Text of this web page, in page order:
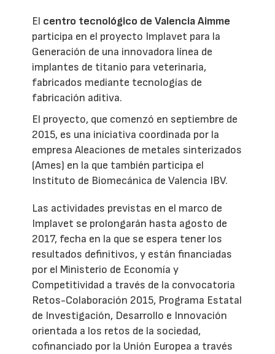
El centro tecnológico de Valencia Aimme
participa en el proyecto Implavet para la
Generación de una innovadora línea de
implantes de titanio para veterinaria,
fabricados mediante tecnologías de
fabricación aditiva.
El proyecto, que comenzó en septiembre de
2015, es una iniciativa coordinada por la
empresa Aleaciones de metales sinterizados
(Ames) en la que también participa el
Instituto de Biomecánica de Valencia IBV.
Las actividades previstas en el marco de
Implavet se prolongarán hasta agosto de
2017, fecha en la que se espera tener los
resultados definitivos, y están financiadas
por el Ministerio de Economía y
Competitividad a través de la convocatoria
Retos-Colaboración 2015, Programa Estatal
de Investigación, Desarrollo e Innovación
orientada a los retos de la sociedad,
cofinanciado por la Unión Europea a través